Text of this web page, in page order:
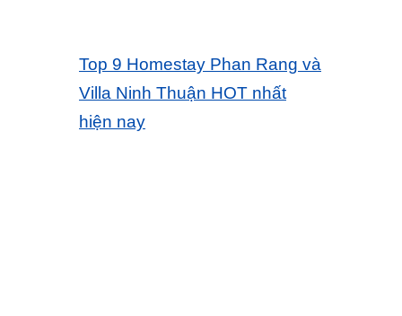
Top 9 Homestay Phan Rang và
Villa Ninh Thuận HOT nhất
hiện nay